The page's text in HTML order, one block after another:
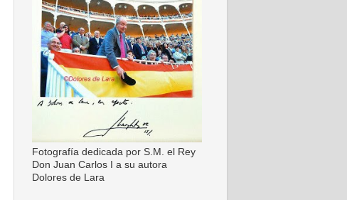
Fotografía dedicada por S.M. el Rey
Don Juan Carlos I a su autora
Dolores de Lara